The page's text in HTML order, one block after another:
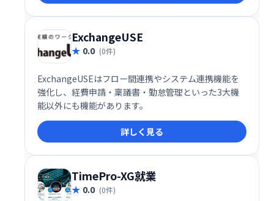
ExchangeUSE
0.0 (0件)
ExchangeUSEはフロー間連携やシステム連携機能を
強化し、経費申請・稟議書・勤怠管理といった3大機
能以外にも機能があります。
詳しく見る
TimePro-XG就業
0.0 (0件)